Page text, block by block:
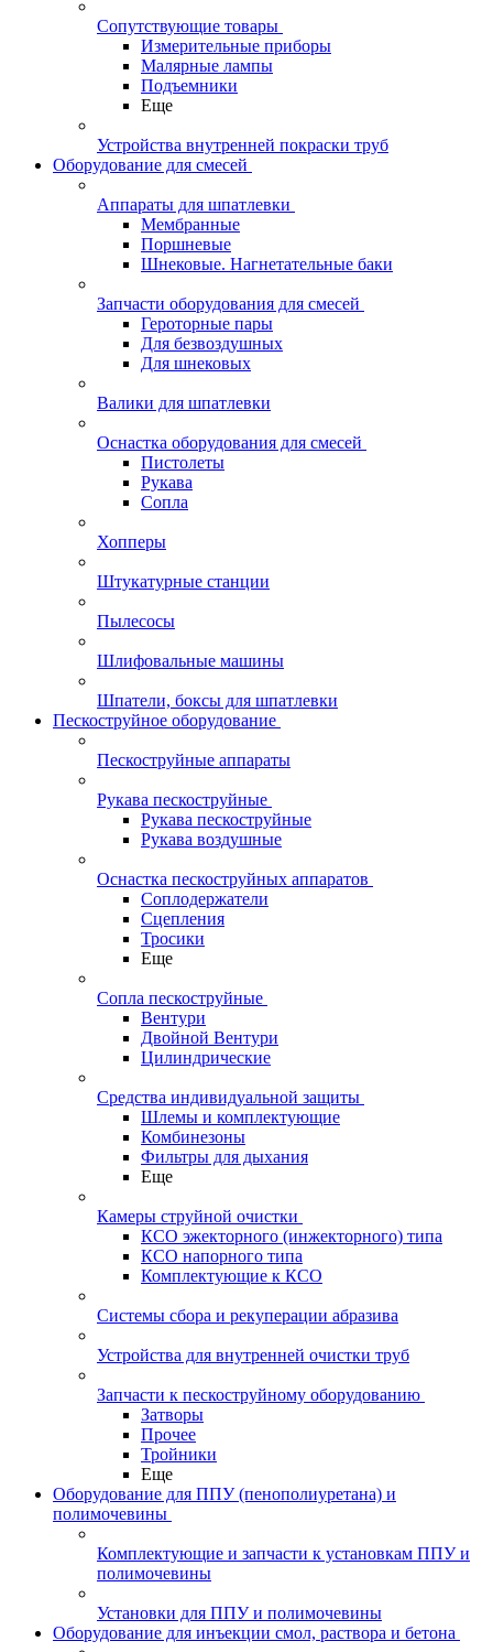
Сопутствующие товары
Измерительные приборы
Малярные лампы
Подъемники
Еще
Устройства внутренней покраски труб
Оборудование для смесей
Аппараты для шпатлевки
Мембранные
Поршневые
Шнековые. Нагнетательные баки
Запчасти оборудования для смесей
Героторные пары
Для безвоздушных
Для шнековых
Валики для шпатлевки
Оснастка оборудования для смесей
Пистолеты
Рукава
Сопла
Хопперы
Штукатурные станции
Пылесосы
Шлифовальные машины
Шпатели, боксы для шпатлевки
Пескоструйное оборудование
Пескоструйные аппараты
Рукава пескоструйные
Рукава пескоструйные
Рукава воздушные
Оснастка пескоструйных аппаратов
Соплодержатели
Сцепления
Тросики
Еще
Сопла пескоструйные
Вентури
Двойной Вентури
Цилиндрические
Средства индивидуальной защиты
Шлемы и комплектующие
Комбинезоны
Фильтры для дыхания
Еще
Камеры струйной очистки
КСО эжекторного (инжекторного) типа
КСО напорного типа
Комплектующие к КСО
Системы сбора и рекуперации абразива
Устройства для внутренней очистки труб
Запчасти к пескоструйному оборудованию
Затворы
Прочее
Тройники
Еще
Оборудование для ППУ (пенополиуретана) и
полимочевины
Комплектующие и запчасти к установкам ППУ и
полимочевины
Установки для ППУ и полимочевины
Оборудование для инъекции смол, раствора и бетона